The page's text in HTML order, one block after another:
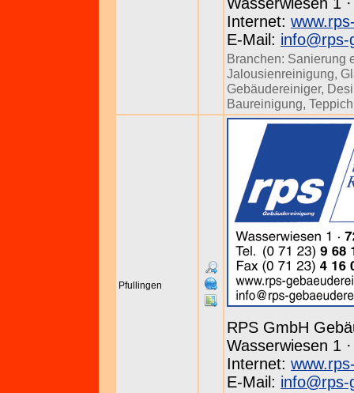
Internet:
E-Mail: info@rps-
Branchen: Sanierung
Jalousienreinigung,
Gebäudereiniger,
Baureinigung,
Pfullingen
RPS GmbH
Wasserwiesen 1
Internet:
E-Mail: info@rps-